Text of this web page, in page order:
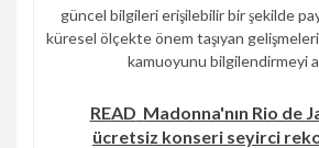
güncel bilgileri erişilebilir bir şekilde
küresel ölçekte önem taşıyan
kamuoyunu bilgilendirmeyi
READ Madonna'nın Rio de
ücretsiz konseri seyirci